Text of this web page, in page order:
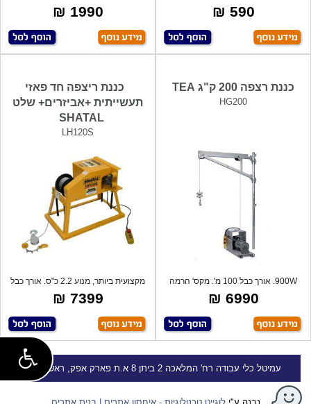
HG200
590 ₪
1990 ₪
כננת רצפה 200 ק"ג TEA
HG200
900W. אורך כבל 100 מ'. מקס' הרמה
200 ק
6990 ₪
כננת ריצפה חד פאזי
תעשייתית +אביזרים+ שלט
SHATAL
LH120S
מקצועית ביותר, מנוע 2.2 כ"ס. אורך כבל
פל
7399 ₪
עמיטל כלי עבודה רח' המלאכה 2 ביתן 8 א.ת פארק אפק, ראש העין